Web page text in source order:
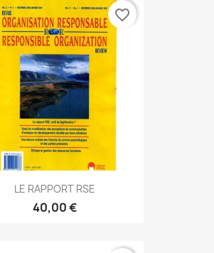
LE RAPPORT RSE
40,00 €
favorite_border